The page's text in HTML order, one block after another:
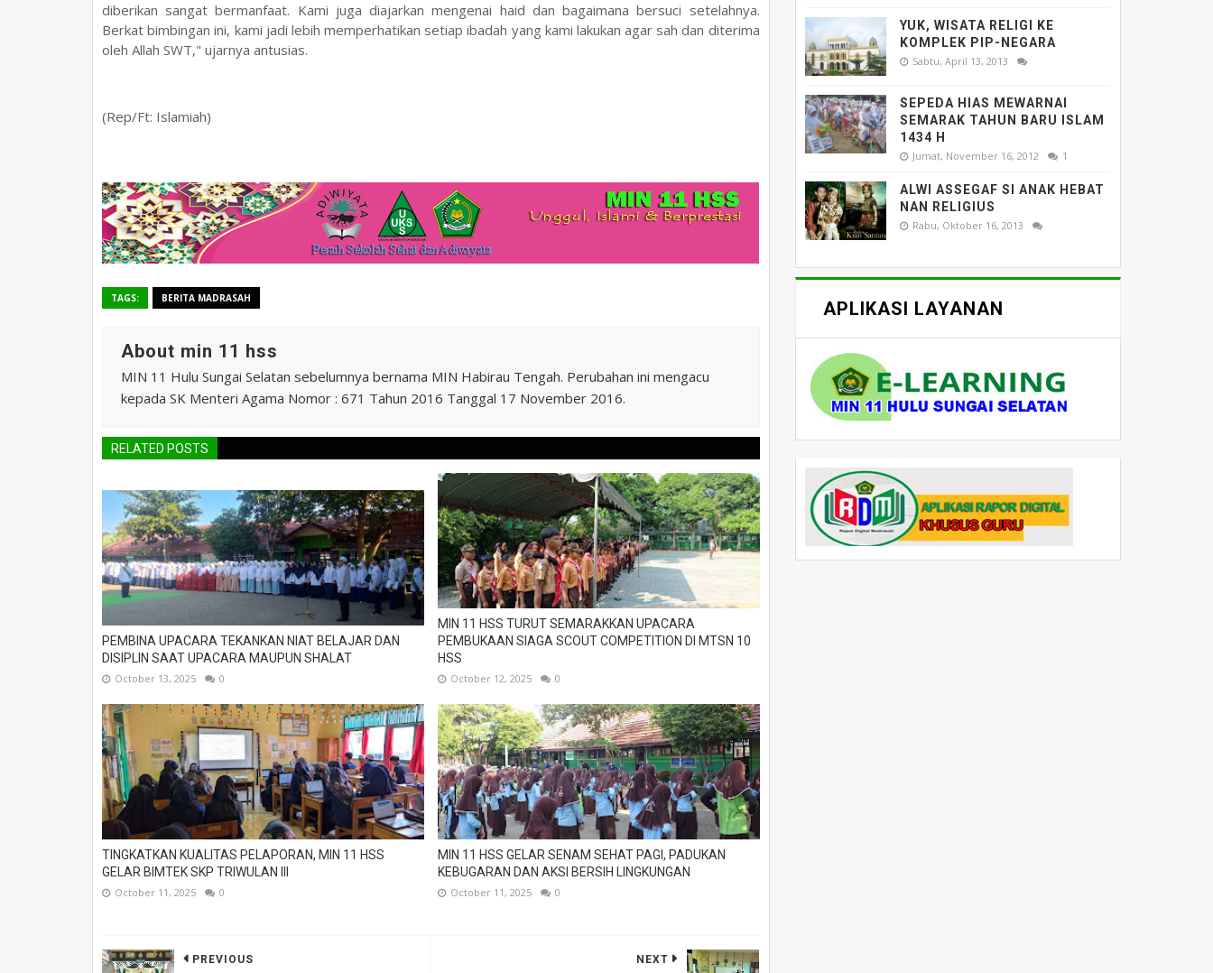
diberikan sangat bermanfaat. Kami juga diajarkan mengenai haid dan bagaimana bersuci setelahnya.
Berkat bimbingan ini, kami jadi lebih memperhatikan setiap ibadah yang kami lakukan agar sah dan diterima
oleh Allah SWT," ujarnya antusias.
(Rep/Ft: Islamiah)
TAGS: BERITA MADRASAH
About min 11 hss
MIN 11 Hulu Sungai Selatan sebelumnya bernama MIN Habirau Tengah. Perubahan ini mengacu
kepada SK Menteri Agama Nomor : 671 Tahun 2016 Tanggal 17 November 2016.
RELATED POSTS
PEMBINA UPACARA TEKANKAN NIAT BELAJAR DAN
DISIPLIN SAAT UPACARA MAUPUN SHALAT
October 13, 2025 0
MIN 11 HSS TURUT SEMARAKKAN UPACARA
PEMBUKAAN SIAGA SCOUT COMPETITION DI MTSN 10
HSS
October 12, 2025 0
TINGKATKAN KUALITAS PELAPORAN, MIN 11 HSS
GELAR BIMTEK SKP TRIWULAN III
October 11, 2025 0
MIN 11 HSS GELAR SENAM SEHAT PAGI, PADUKAN
KEBUGARAN DAN AKSI BERSIH LINGKUNGAN
October 11, 2025 0
NEXT
PREVIOUS
YUK, WISATA RELIGI KE
KOMPLEK PIP-NEGARA
Sabtu, April 13, 2013
SEPEDA HIAS MEWARNAI
SEMARAK TAHUN BARU ISLAM
1434 H
Jumat, November 16, 2012 1
ALWI ASSEGAF SI ANAK HEBAT
NAN RELIGIUS
Rabu, Oktober 16, 2013
APLIKASI LAYANAN